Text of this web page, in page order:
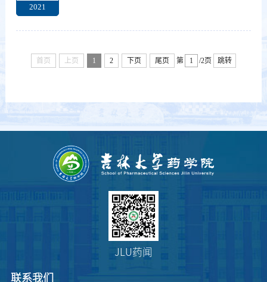
2021
首页 上页 1 2 下页 尾页 第 /2页 跳转
JLU药闻
联系我们